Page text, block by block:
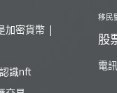
加密貨幣 |
識nft
移民
股
電